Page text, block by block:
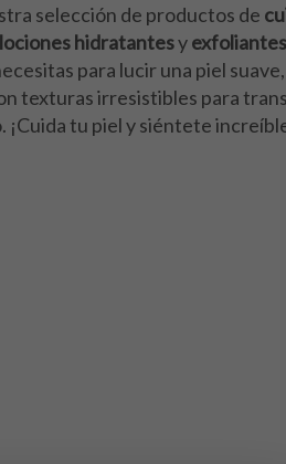
selección de productos de
lociones hidratantesy
para lucir una piel
texturas irresistibles para
tu piel y siéntete